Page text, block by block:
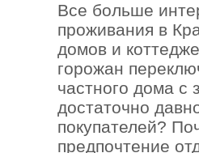
Все больше
проживания в
домов и
горожан
частного дома с
достаточно
покупателей?
предпочтение